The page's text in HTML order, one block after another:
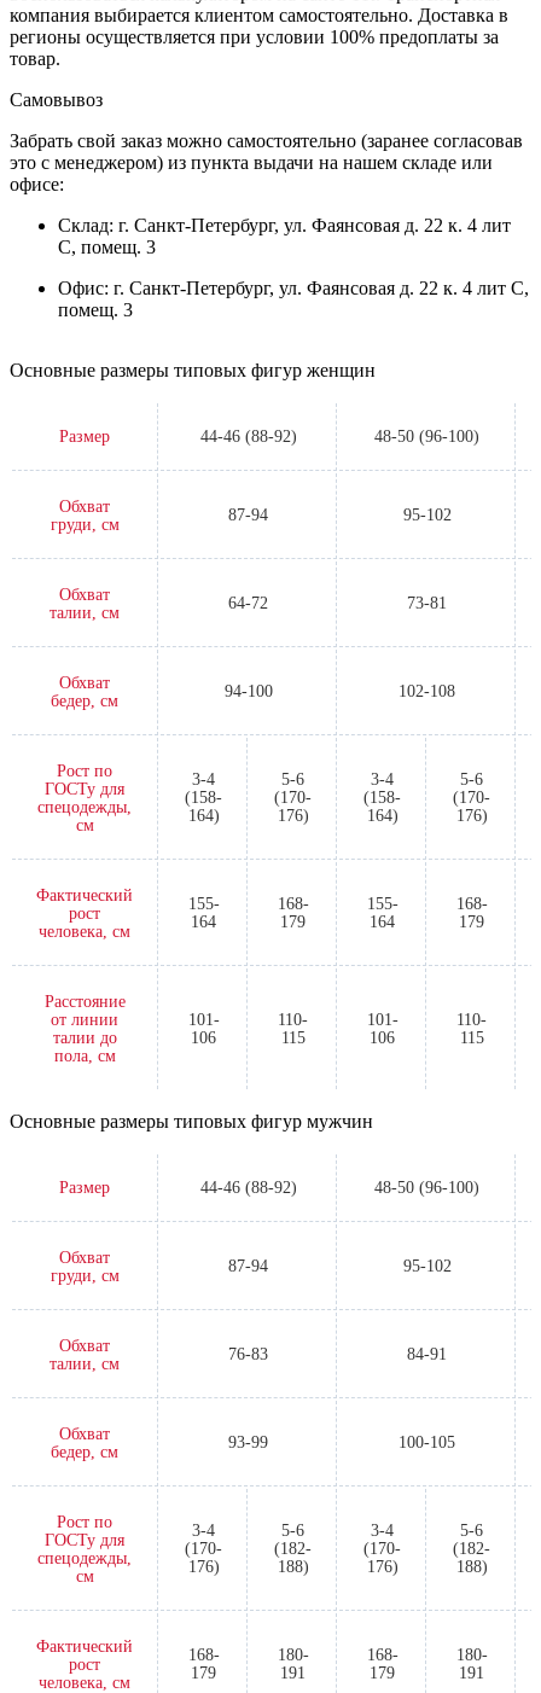
компания выбирается клиентом самостоятельно. Доставка в
регионы осуществляется при условии 100% предоплаты за
товар.
Самовывоз
Забрать свой заказ можно самостоятельно (заранее согласовав
это с менеджером) из пункта выдачи на нашем складе или
офисе:
Склад: г. Санкт-Петербург, ул. Фаянсовая д. 22 к. 4 лит
С, помещ. 3
Офис: г. Санкт-Петербург, ул. Фаянсовая д. 22 к. 4 лит С,
помещ. 3
Основные размеры типовых фигур женщин
Размер 44-46 (88-92) 48-50 (96-100)
Обхват
груди, см
87-94 95-102
Обхват
талии, см
64-72 73-81
Обхват
бедер, см
94-100 102-108
Рост по
ГОСТу для
спецодежды,
см
3-4
(158-
164)
5-6
(170-
176)
3-4
(158-
164)
5-6
(170-
176)
Фактический
рост
человека, см
155-
164
168-
179
155-
164
168-
179
Расстояние
от линии
талии до
пола, см
101-
106
110-
115
101-
106
110-
115
Основные размеры типовых фигур мужчин
Размер 44-46 (88-92) 48-50 (96-100)
Обхват
груди, см
87-94 95-102
Обхват
талии, см
76-83 84-91
Обхват
бедер, см
93-99 100-105
Рост по
ГОСТу для
спецодежды,
см
3-4
(170-
176)
5-6
(182-
188)
3-4
(170-
176)
5-6
(182-
188)
Фактический
рост
человека, см
168-
179
180-
191
168-
179
180-
191